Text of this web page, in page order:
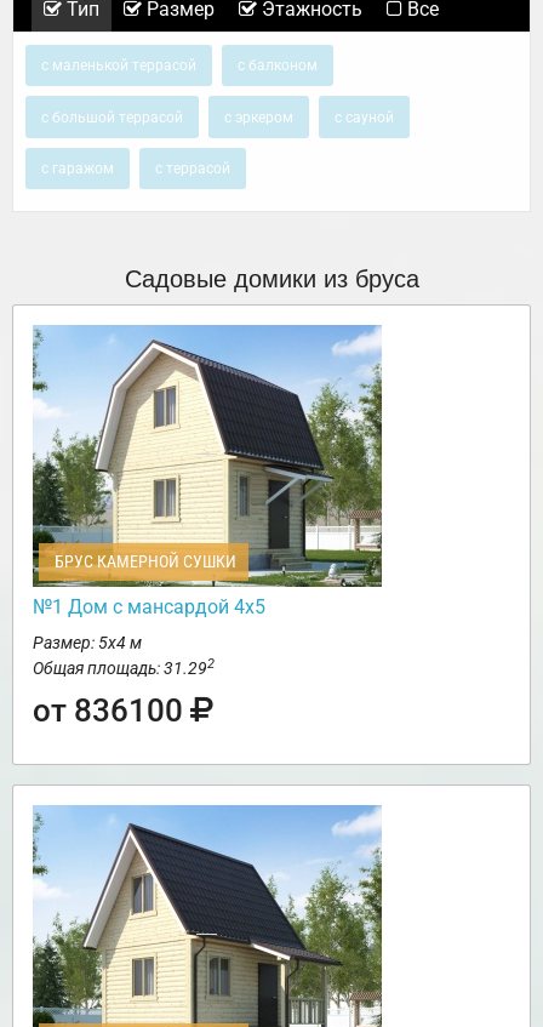
Тип Размер Этажность Все
с маленькой террасой с балконом
с большой террасой с эркером с сауной
с гаражом с террасой
Садовые домики из бруса
БРУС КАМЕРНОЙ СУШКИ
№1 Дом с мансардой 4х5
Размер: 5х4 м
Общая площадь: 31.292
от 836100